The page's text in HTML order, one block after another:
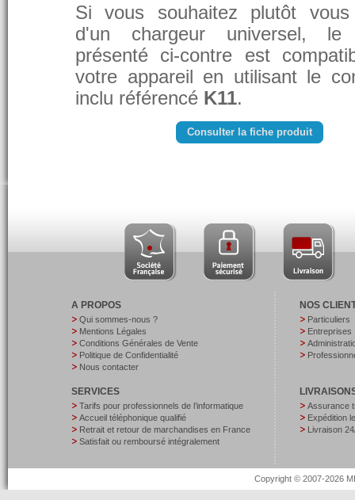
Si vous souhaitez plutôt vous
d'un chargeur universel, le
présenté ci-contre est
votre appareil en utilisant le
inclu référencé K11.
Consulter la fiche produit
A PROPOS
Qui sommes-nous ?
Mentions Légales
Conditions Générales de Vente
Politique de Confidentialité
Nous contacter
SERVICES
Tarifs pour professionnels de l’informatique
Accueil téléphonique qualifié
Retrait et retour de marchandises en France
Satisfait ou remboursé intégralement
NOS
Particuliers
Entreprises
Assurance
Expédition
Livraison
Copyright © 2007-2026